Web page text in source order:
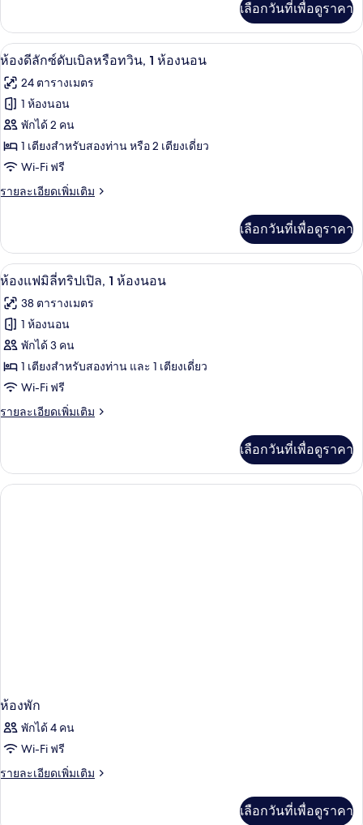
เรียดั
บเบิล
หรือ
ทวิน
เกี่ยว
กับ
ห้อง
พี
เรียดั
บเบิล
หรือ
ทวิ
น
เลือกวันที่เพื่อดูราคา
เปิด
ภาพถ่าย
ทั้งหมด
ของ
ห้อง
ดี
ลัก
ดับเบิล
หรือ
ทวิน,
1
ห้อง
นอน
ห้องดีลักซ์ดับเบิลหรือทวิน, 1 ห้องนอน |
20
ห้องดีลักซ์ดับเบิลหรือทวิน, 1 ห้องนอน
24 ตารางเมตร
1 ห้องนอน
พักได้ 2 คน
1 เตียงสำหรับสองท่าน หรือ 2 เตียงเดี่ยว
Wi-Fi ฟรี
รายละเอียดเพิ่มเติม
ราย
เกี่ยว
กับ
ห้อง
ลัก
ซ์
ดับเบิล
หรือ
ทวิ
น,
ห้อง
เลือกวันที่เพื่อดูราคา
เปิด
ภาพถ่าย
ทั้งหมด
ของ
ห้อง
แฟ
มิ
ทริปเปิล,
ห้องแฟมิลี่ทริปเปิล, 1 ห้องนอน | มินิบา
12
ห้องแฟมิลี่ทริปเปิล, 1 ห้องนอน
38 ตารางเมตร
1 ห้องนอน
พักได้ 3 คน
1 เตียงสำหรับสองท่าน และ 1 เตียงเดี่ยว
Wi-Fi ฟรี
รายละเอียดเพิ่มเติม
ราย
เกี่ยว
กับ
ห้อง
เลือกวันที่เพื่อดูราคา
ห้องพัก
พักได้ 4 คน
Wi-Fi ฟรี
รายละเอียดเพิ่มเติม
ราย
เลือกวันที่เพื่อดูราคา